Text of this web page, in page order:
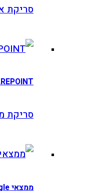
סריקת אתר DRUPAL
SHAREPOINT
סריקת מערכת SharePoint